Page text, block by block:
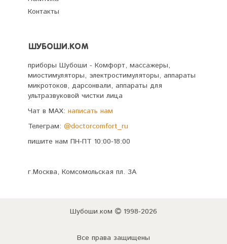
Контакты
ШУБОШИ.КОМ
приборы Шубоши - Комфорт, массажеры,
миостимуляторы, электростимуляторы, аппараты
микротоков, дарсонвали, аппараты для
ультразвуковой чистки лица
Чат в MAX: написать нам
Телеграм: @doctorcomfort_ru
пишите нам ПН-ПТ 10:00-18:00
г.Москва, Комсомольская пл. 3А
Шубоши.ком 1998-2026
Все права защищены